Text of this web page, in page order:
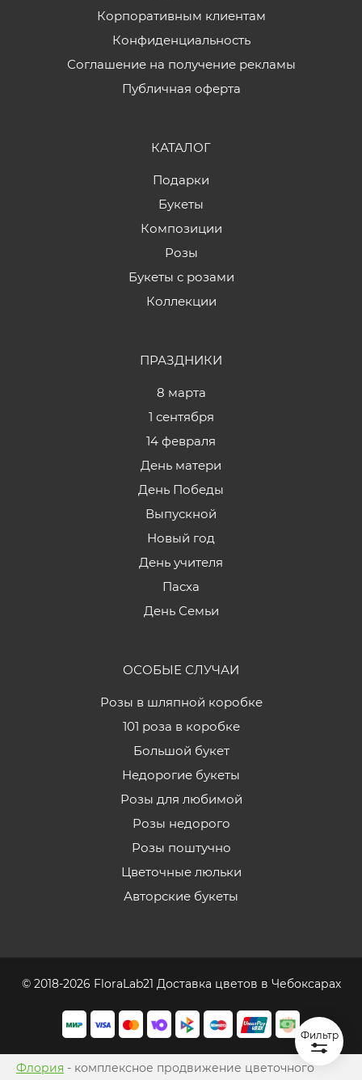
Корпоративным клиентам
Конфиденциальность
Соглашение на получение рекламы
Публичная оферта
КАТАЛОГ
Подарки
Букеты
Композиции
Розы
Букеты с розами
Коллекции
ПРАЗДНИКИ
8 марта
1 сентября
14 февраля
День матери
День Победы
Выпускной
Новый год
День учителя
Пасха
День Семьи
ОСОБЫЕ СЛУЧАИ
Розы в шляпной коробке
101 роза в коробке
Большой букет
Недорогие букеты
Розы для любимой
Розы недорого
Розы поштучно
Цветочные люльки
Авторские букеты
© 2018-2026 FloraLab21 Доставка цветов в Чебоксарах
Флория - комплексное продвижение цветочного
Фильтр